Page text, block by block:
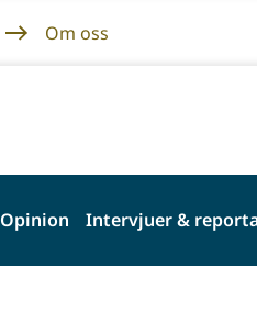
Om oss
Opinion Intervjuer &